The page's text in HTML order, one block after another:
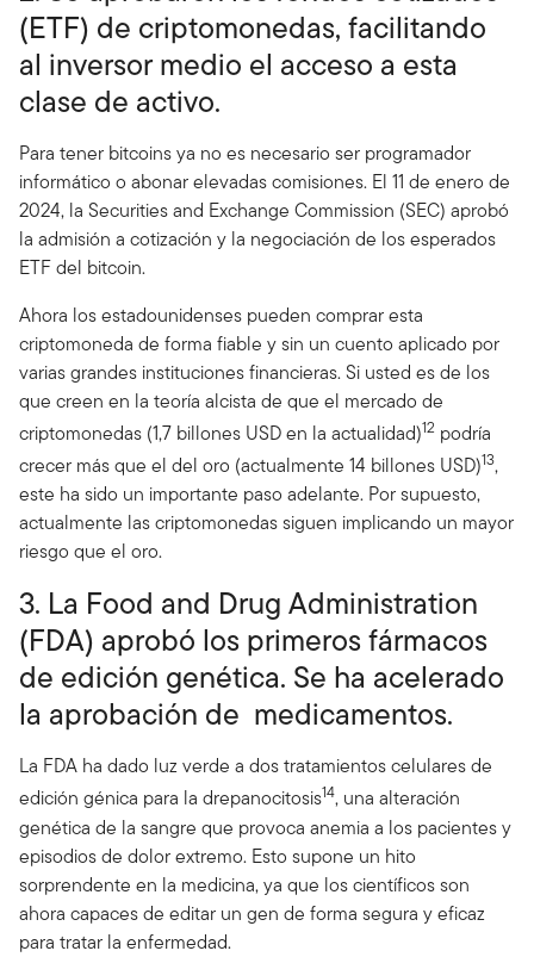
(ETF) de criptomonedas, facilitando
al inversor medio el acceso a esta
clase de activo.
Para tener bitcoins ya no es necesario ser programador
informático o abonar elevadas comisiones. El 11 de enero de
2024, la Securities and Exchange Commission (SEC) aprobó
la admisión a cotización y la negociación de los esperados
ETF del bitcoin.
Ahora los estadounidenses pueden comprar esta
criptomoneda de forma fiable y sin un cuento aplicado por
varias grandes instituciones financieras. Si usted es de los
que creen en la teoría alcista de que el mercado de
criptomonedas (1,7 billones USD en la actualidad)12 podría
crecer más que el del oro (actualmente 14 billones USD)13,
este ha sido un importante paso adelante. Por supuesto,
actualmente las criptomonedas siguen implicando un mayor
riesgo que el oro.
3. La Food and Drug Administration
(FDA) aprobó los primeros fármacos
de edición genética. Se ha acelerado
la aprobación de medicamentos.
La FDA ha dado luz verde a dos tratamientos celulares de
edición génica para la drepanocitosis14, una alteración
genética de la sangre que provoca anemia a los pacientes y
episodios de dolor extremo. Esto supone un hito
sorprendente en la medicina, ya que los científicos son
ahora capaces de editar un gen de forma segura y eficaz
para tratar la enfermedad.